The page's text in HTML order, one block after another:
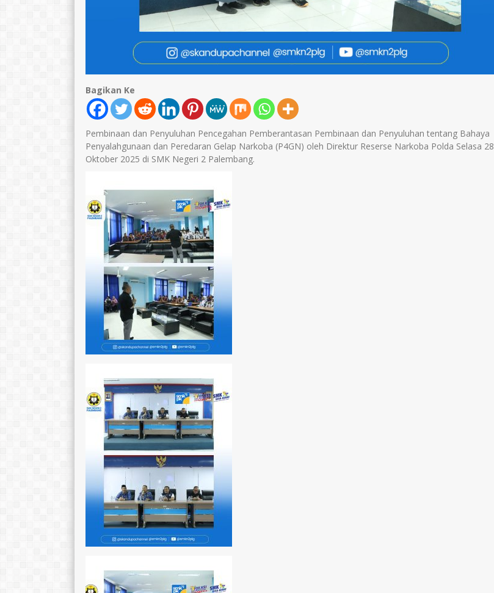
Bagikan Ke
Pembinaan dan Penyuluhan Pencegahan Pemberantasan Pembinaan dan Penyuluhan tentang Bahaya
Penyalahgunaan dan Peredaran Gelap Narkoba (P4GN) oleh Direktur Reserse Narkoba Polda Selasa 28
Oktober 2025 di SMK Negeri 2 Palembang.